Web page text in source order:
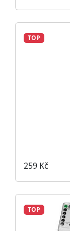
TOP
259 Kč
TOP